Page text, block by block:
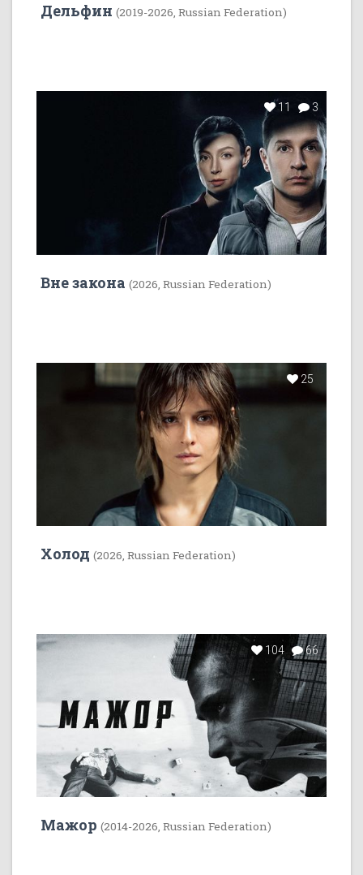
Дельфин (2019-2026, Russian Federation)
11 3
Вне закона (2026, Russian Federation)
25
Холод (2026, Russian Federation)
104 66
Мажор (2014-2026, Russian Federation)